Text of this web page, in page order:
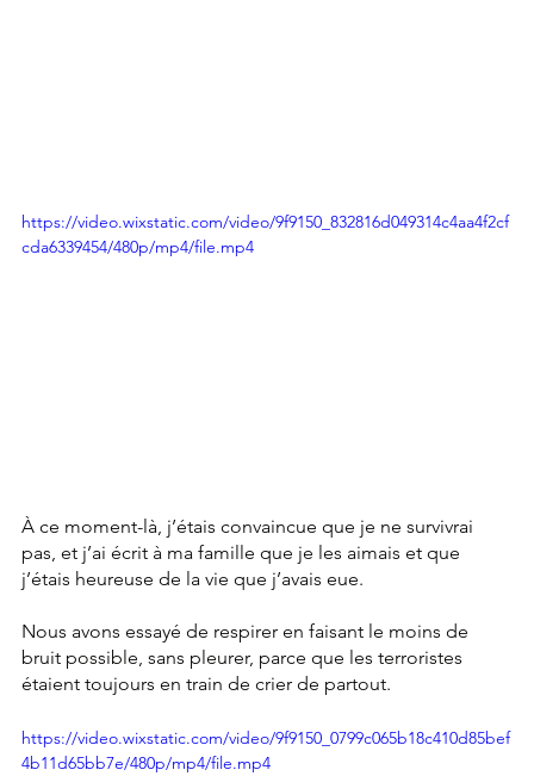
https://video.wixstatic.com/video/9f9150_832816d049314c4aa4f2cf
cda6339454/480p/mp4/file.mp4
À ce moment-là, j’étais convaincue que je ne survivrai
pas, et j’ai écrit à ma famille que je les aimais et que
j’étais heureuse de la vie que j’avais eue.
Nous avons essayé de respirer en faisant le moins de
bruit possible, sans pleurer, parce que les terroristes
étaient toujours en train de crier de partout.
https://video.wixstatic.com/video/9f9150_0799c065b18c410d85bef
4b11d65bb7e/480p/mp4/file.mp4